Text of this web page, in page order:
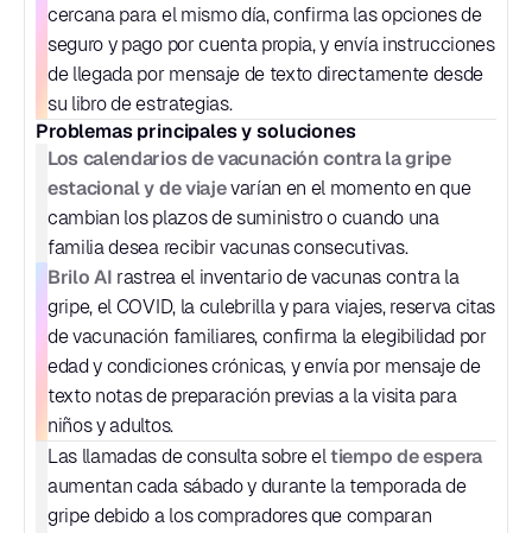
cercana para el mismo día, confirma las opciones de
seguro y pago por cuenta propia, y envía instrucciones
de llegada por mensaje de texto directamente desde
su libro de estrategias.
Problemas principales y soluciones
Los calendarios de vacunación contra la gripe
estacional y de viaje varían en el momento en que
cambian los plazos de suministro o cuando una
familia desea recibir vacunas consecutivas.
Brilo AI rastrea el inventario de vacunas contra la
gripe, el COVID, la culebrilla y para viajes, reserva citas
de vacunación familiares, confirma la elegibilidad por
edad y condiciones crónicas, y envía por mensaje de
texto notas de preparación previas a la visita para
niños y adultos.
Las llamadas de consulta sobre el tiempo de espera
aumentan cada sábado y durante la temporada de
gripe debido a los compradores que comparan